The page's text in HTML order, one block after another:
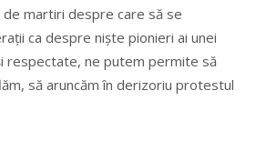
de martiri despre care să se
ca despre niște pionieri ai unei
respectate, ne putem permite să
să aruncăm în derizoriu protestul